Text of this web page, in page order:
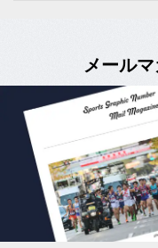
メールマ